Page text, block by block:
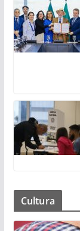
Cultura